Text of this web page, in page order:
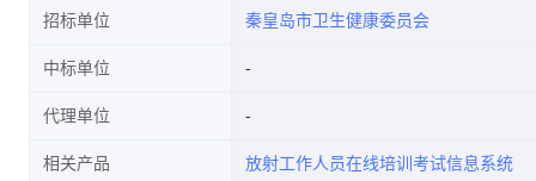
招标单位 秦皇岛市卫生健康委员会
中标单位
代理单位
相关产品 放射工作人员在线培训考试信息系统